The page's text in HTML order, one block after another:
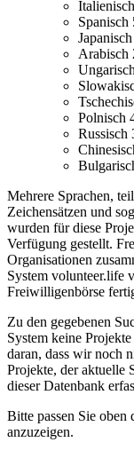
Italienisch
Spanisch
Japanisch
Arabisch
Ungarisch
Polnisch
Russisch
Mehrere Sprachen,
Zeichensätzen und
wurden für diese
Verfügung gestellt.
Organisationen
System volunteer.life
Freiwilligenbörse
Zu den gegebenen
System keine
daran, dass wir noch
Projekte, der aktuelle
dieser Datenbank
Bitte passen Sie oben
anzuzeigen.